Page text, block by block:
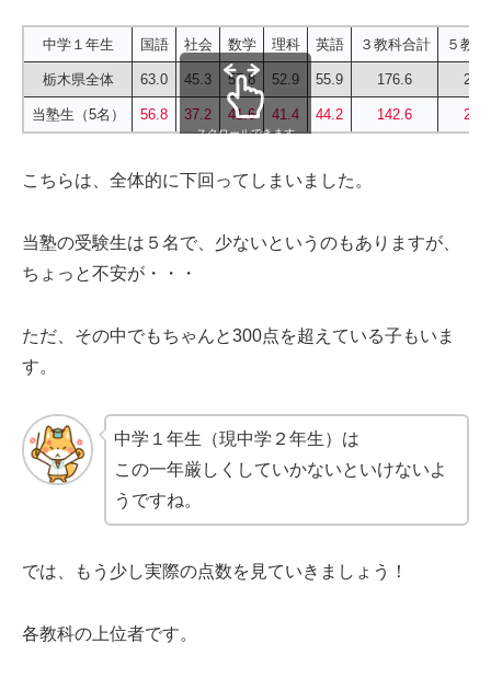
中学１年生 国語 社会 数学 理科 英語 ３教科合計 ５教
栃木県全体 63.0 45.3 57.8 52.9 55.9 176.6
当塾生（5名） 56.8 37.2 41.6 41.4 44.2 142.6
スクロールできます
こちらは、全体的に下回ってしまいました。
当塾の受験生は５名で、少ないというのもありますが、
ちょっと不安が・・・
ただ、その中でもちゃんと300点を超えている子もいま
す。
中学１年生（現中学２年生）は
この一年厳しくしていかないといけないよ
うですね。
では、もう少し実際の点数を見ていきましょう！
各教科の上位者です。